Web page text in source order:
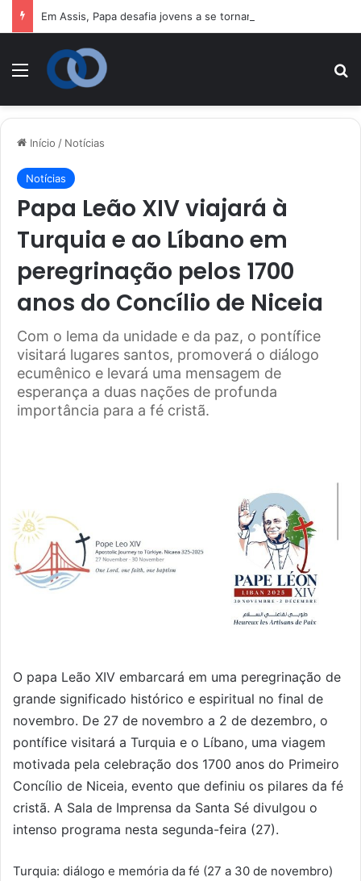
Menu
Início / Notícias
Notícias
Papa Leão XIV viajará à
Turquia e ao Líbano em
peregrinação pelos 1700
anos do Concílio de Niceia
Com o lema da unidade e da paz, o pontífice
visitará lugares santos, promoverá o diálogo
ecumênico e levará uma mensagem de
esperança a duas nações de profunda
importância para a fé cristã.
O papa Leão XIV embarcará em uma peregrinação de
grande significado histórico e espiritual no final de
novembro. De 27 de novembro a 2 de dezembro, o
pontífice visitará a Turquia e o Líbano, uma viagem
motivada pela celebração dos 1700 anos do Primeiro
Concílio de Niceia, evento que definiu os pilares da fé
cristã. A Sala de Imprensa da Santa Sé divulgou o
intenso programa nesta segunda-feira (27).
Turquia: diálogo e memória da fé (27 a 30 de novembro)